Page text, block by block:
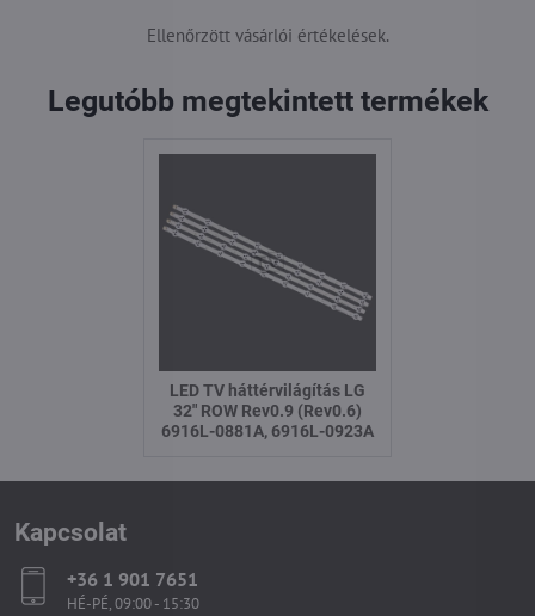
Ellenőrzött vásárlói értékelések.
Legutóbb megtekintett termékek
LED TV háttérvilágítás LG
32" ROW Rev0.9 (Rev0.6)
6916L-0881A, 6916L-0923A
Kapcsolat
+36 1 901 7651
HÉ-PÉ, 09:00 - 15:30